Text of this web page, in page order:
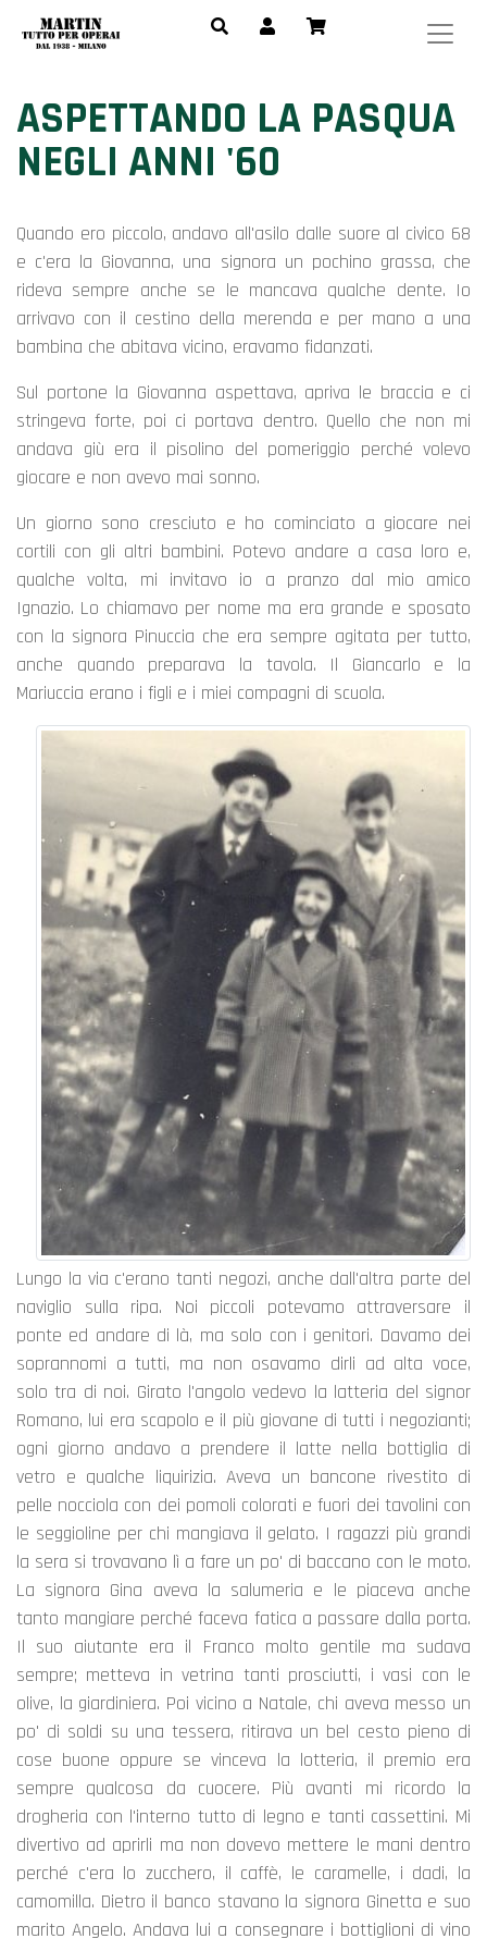
ASPETTANDO LA PASQUA
NEGLI ANNI '60
Quando ero piccolo, andavo all'asilo dalle suore al civico 68
e c'era la Giovanna, una signora un pochino grassa, che
rideva sempre anche se le mancava qualche dente. Io
arrivavo con il cestino della merenda e per mano a una
bambina che abitava vicino, eravamo fidanzati.
Sul portone la Giovanna aspettava, apriva le braccia e ci
stringeva forte, poi ci portava dentro. Quello che non mi
andava giù era il pisolino del pomeriggio perché volevo
giocare e non avevo mai sonno.
Un giorno sono cresciuto e ho cominciato a giocare nei
cortili con gli altri bambini. Potevo andare a casa loro e,
qualche volta, mi invitavo io a pranzo dal mio amico
Ignazio. Lo chiamavo per nome ma era grande e sposato
con la signora Pinuccia che era sempre agitata per tutto,
anche quando preparava la tavola. Il Giancarlo e la
Mariuccia erano i figli e i miei compagni di scuola.
Lungo la via c'erano tanti negozi, anche dall'altra parte del
naviglio sulla ripa. Noi piccoli potevamo attraversare il
ponte ed andare di là, ma solo con i genitori. Davamo dei
soprannomi a tutti, ma non osavamo dirli ad alta voce,
solo tra di noi. Girato l'angolo vedevo la latteria del signor
Romano, lui era scapolo e il più giovane di tutti i negozianti;
ogni giorno andavo a prendere il latte nella bottiglia di
vetro e qualche liquirizia. Aveva un bancone rivestito di
pelle nocciola con dei pomoli colorati e fuori dei tavolini con
le seggioline per chi mangiava il gelato. I ragazzi più grandi
la sera si trovavano lì a fare un po' di baccano con le moto.
La signora Gina aveva la salumeria e le piaceva anche
tanto mangiare perché faceva fatica a passare dalla porta.
Il suo aiutante era il Franco molto gentile ma sudava
sempre; metteva in vetrina tanti prosciutti, i vasi con le
olive, la giardiniera. Poi vicino a Natale, chi aveva messo un
po' di soldi su una tessera, ritirava un bel cesto pieno di
cose buone oppure se vinceva la lotteria, il premio era
sempre qualcosa da cuocere. Più avanti mi ricordo la
drogheria con l'interno tutto di legno e tanti cassettini. Mi
divertivo ad aprirli ma non dovevo mettere le mani dentro
perché c'era lo zucchero, il caffè, le caramelle, i dadi, la
camomilla. Dietro il banco stavano la signora Ginetta e suo
marito Angelo. Andava lui a consegnare i bottiglioni di vino